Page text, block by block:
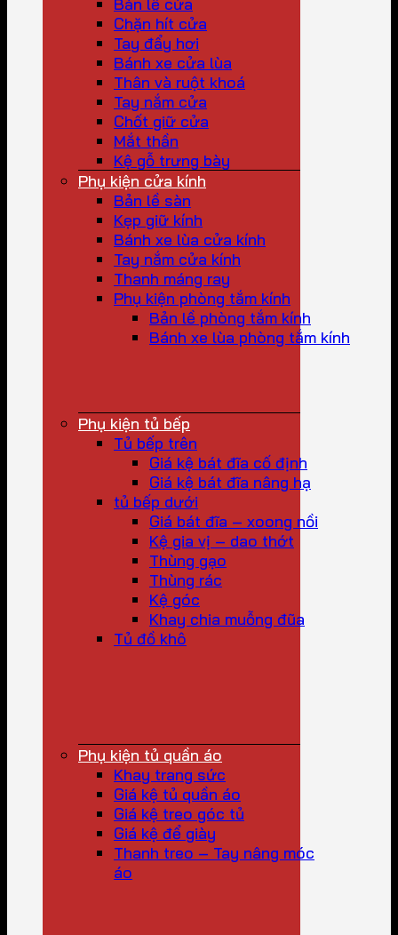
Chặn hít cửa
Tay đẩy hơi
Bánh xe cửa lùa
Thân và ruột khoá
Tay nắm cửa
Chốt giữ cửa
Mắt thần
Kệ gỗ trưng bày
Phụ kiện cửa kính
Bản lề sàn
Kẹp giữ kính
Bánh xe lùa cửa kính
Tay nắm cửa kính
Thanh máng ray
Phụ kiện phòng tắm kính
Bản lề phòng tắm kính
Bánh xe lùa phòng tắm kính
Phụ kiện tủ bếp
Tủ bếp trên
Giá kệ bát đĩa cố định
Giá kệ bát đĩa nâng hạ
tủ bếp dưới
Giá bát đĩa – xoong nồi
Kệ gia vị – dao thớt
Thùng gạo
Thùng rác
Kệ góc
Khay chia muỗng đũa
Tủ đồ khô
Phụ kiện tủ quần áo
Khay trang sức
Giá kệ tủ quần áo
Giá kệ treo góc tủ
Giá kệ để giày
Thanh treo – Tay nâng móc
áo